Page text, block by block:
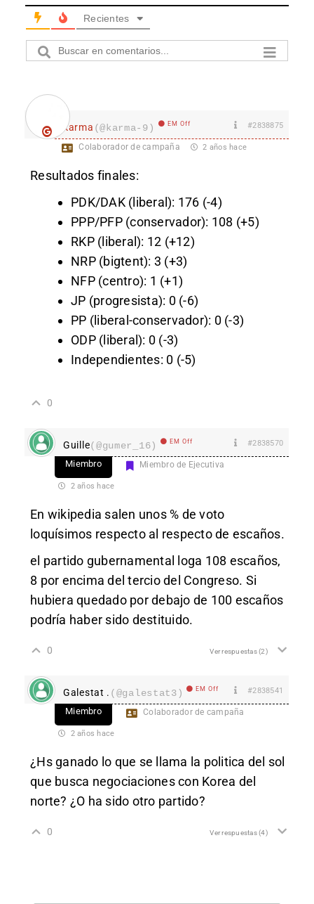
Recientes
karma (@karma-9) EM Off #2838875
Colaborador de campaña 2 años hace
Resultados finales:
PDK/DAK (liberal): 176 (-4)
PPP/PFP (conservador): 108 (+5)
RKP (liberal): 12 (+12)
NRP (bigtent): 3 (+3)
NFP (centro): 1 (+1)
JP (progresista): 0 (-6)
PP (liberal-conservador): 0 (-3)
ODP (liberal): 0 (-3)
Independientes: 0 (-5)
0
Guille(@gumer_16) EM Off #2838570
Miembro Miembro de Ejecutiva
2 años hace
En wikipedia salen unos % de voto
loquísimos respecto al respecto de escaños.
el partido gubernamental loga 108 escaños,
8 por encima del tercio del Congreso. Si
hubiera quedado por debajo de 100 escaños
podría haber sido destituido.
0 Ver respuestas(2)
Galestat . (@galestat3) EM Off #2838541
Miembro Colaborador de campaña
2 años hace
¿Hs ganado lo que se llama la politica del sol
que busca negociaciones con Korea del
norte? ¿O ha sido otro partido?
0 Ver respuestas(4)